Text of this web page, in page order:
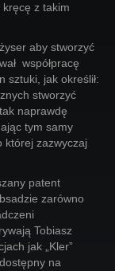
z takim
aby stworzyć
współpracę
sztuki, jak określił:
stworzyć
naprawdę
tym samy
której zazwyczaj
patent
zarówno
Tobiasz
jak „Kler”
na